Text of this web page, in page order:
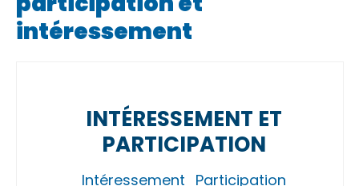
intéressement
INTÉRESSEMENT ET
PARTICIPATION
Intéressement Participation